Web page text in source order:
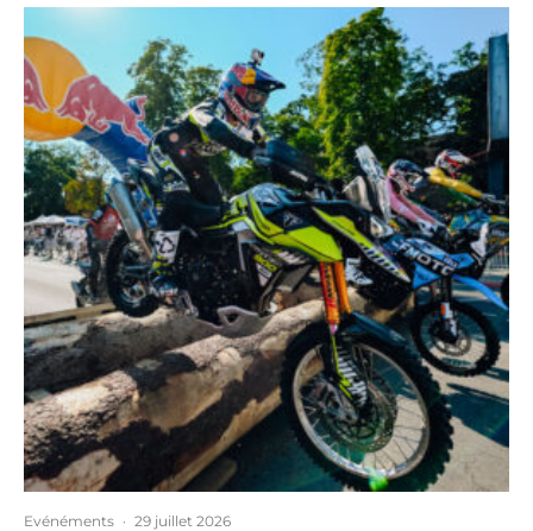
Evénéments · 29 juillet 2026